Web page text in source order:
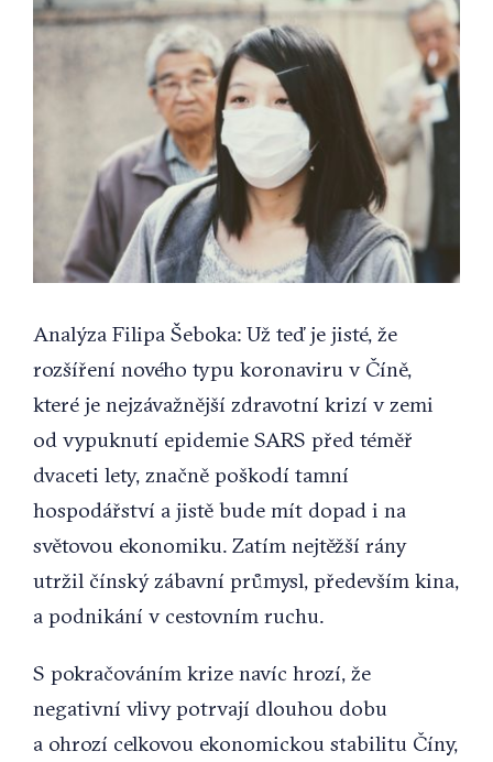
View
Image
Analýza Filipa Šeboka: Už teď je jisté, že
rozšíření nového typu koronaviru v Číně,
které je nejzávažnější zdravotní krizí v zemi
od vypuknutí epidemie SARS před téměř
dvaceti lety, značně poškodí tamní
hospodářství a jistě bude mít dopad i na
světovou ekonomiku. Zatím nejtěžší rány
utržil čínský zábavní průmysl, především kina,
a podnikání v cestovním ruchu.
S pokračováním krize navíc hrozí, že
negativní vlivy potrvají dlouhou dobu
a ohrozí celkovou ekonomickou stabilitu Číny,